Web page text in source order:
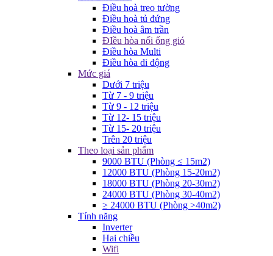
Điều hoà treo tường
Điều hoà tủ đứng
Điều hoà âm trần
ĐIều hòa nối ống gió
Điều hòa Multi
Điều hòa di động
Mức giá
Dưới 7 triệu
Từ 7 - 9 triệu
Từ 9 - 12 triệu
Từ 12- 15 triệu
Từ 15- 20 triệu
Trên 20 triệu
Theo loại sản phẩm
9000 BTU (Phòng ≤ 15m2)
12000 BTU (Phòng 15-20m2)
18000 BTU (Phòng 20-30m2)
24000 BTU (Phòng 30-40m2)
≥ 24000 BTU (Phòng >40m2)
Tính năng
Inverter
Hai chiều
Wifi